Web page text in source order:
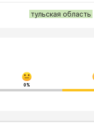
тульская область
0%